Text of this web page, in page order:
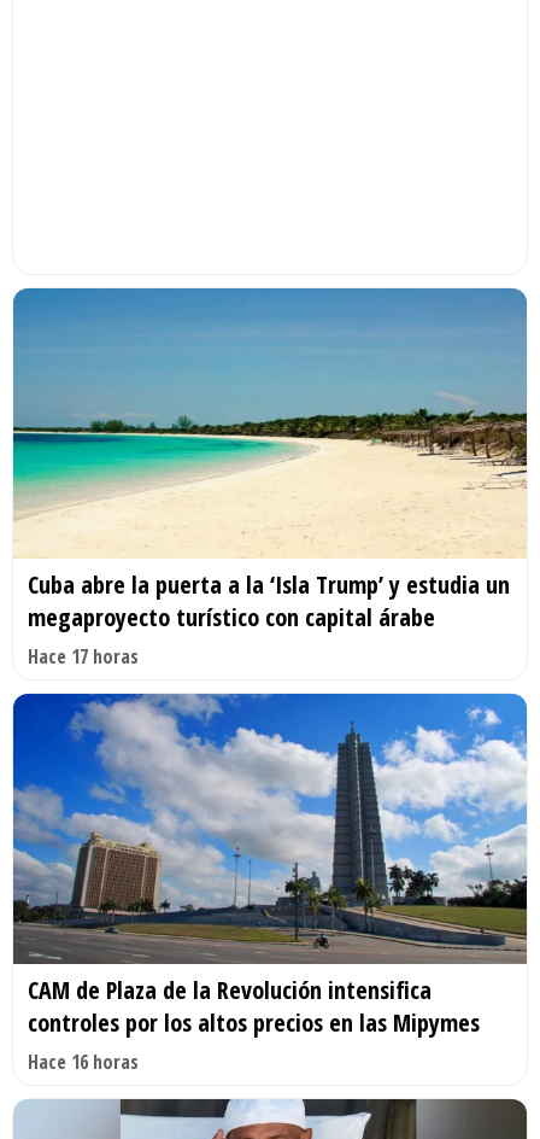
Cuba abre la puerta a la ‘Isla Trump’ y estudia un
megaproyecto turístico con capital árabe
Hace 17 horas
CAM de Plaza de la Revolución intensifica
controles por los altos precios en las Mipymes
Hace 16 horas